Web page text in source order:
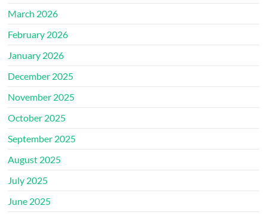
March 2026
February 2026
January 2026
December 2025
November 2025
October 2025
September 2025
August 2025
July 2025
June 2025